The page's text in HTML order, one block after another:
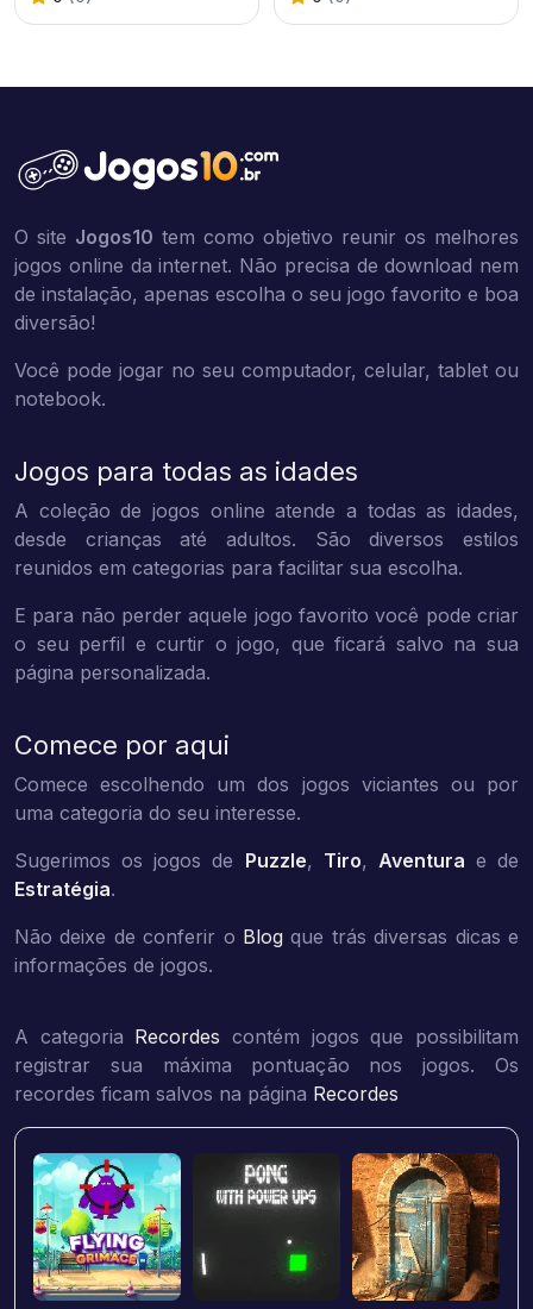
O site Jogos10 tem como objetivo reunir os melhores
jogos online da internet. Não precisa de download nem
de instalação, apenas escolha o seu jogo favorito e boa
diversão!
Você pode jogar no seu computador, celular, tablet ou
notebook.
Jogos para todas as idades
A coleção de jogos online atende a todas as idades,
desde crianças até adultos. São diversos estilos
reunidos em categorias para facilitar sua escolha.
E para não perder aquele jogo favorito você pode criar
o seu perfil e curtir o jogo, que ficará salvo na sua
página personalizada.
Comece por aqui
Comece escolhendo um dos jogos viciantes ou por
uma categoria do seu interesse.
Sugerimos os jogos de Puzzle, Tiro, Aventura e de
Estratégia.
Não deixe de conferir o Blog que trás diversas dicas e
informações de jogos.
A categoria Recordes contém jogos que possibilitam
registrar sua máxima pontuação nos jogos. Os
recordes ficam salvos na página Recordes